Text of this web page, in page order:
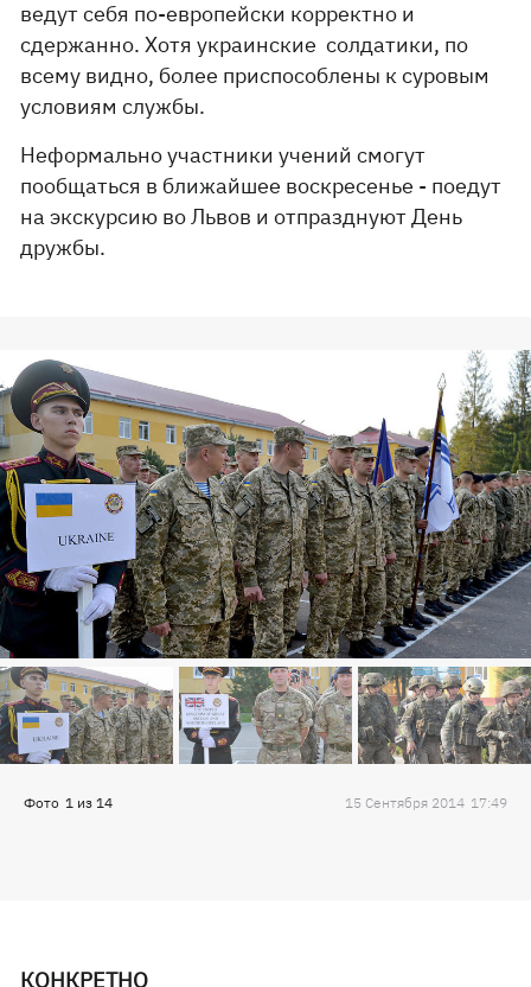
ведут себя по-европейски корректно и
сдержанно. Хотя украинские солдатики, по
всему видно, более приспособлены к суровым
условиям службы.
Неформально участники учений смогут
пообщаться в ближайшее воскресенье - поедут
на экскурсию во Львов и отпразднуют День
дружбы.
Фото 1 из 14 15 Сентября 2014 17:49
КОНКРЕТНО